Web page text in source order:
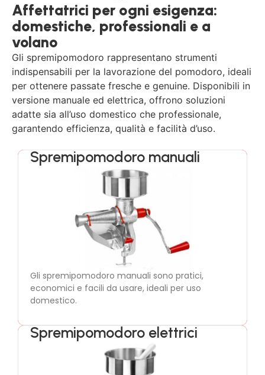
Affettatrici per ogni esigenza:
domestiche, professionali e a
volano
Gli spremipomodoro rappresentano strumenti
indispensabili per la lavorazione del pomodoro, ideali
per ottenere passate fresche e genuine. Disponibili in
versione manuale ed elettrica, offrono soluzioni
adatte sia all’uso domestico che professionale,
garantendo efficienza, qualità e facilità d’uso.
Spremipomodoro manuali
Gli spremipomodoro manuali sono pratici,
economici e facili da usare, ideali per uso
domestico.
Spremipomodoro manuali
Consentono una lavorazione tradizionale del
pomodoro, senza consumo elettrico.
Spremipomodoro elettrici